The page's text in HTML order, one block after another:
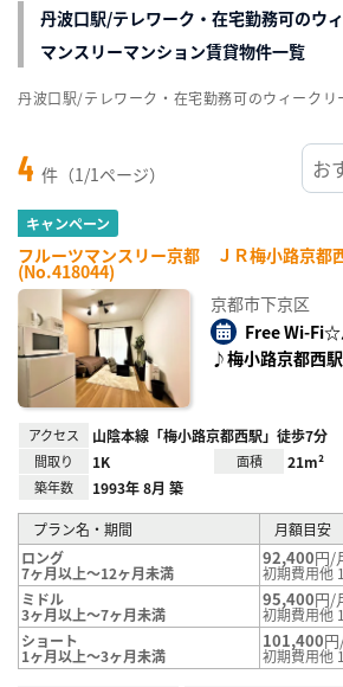
丹波口駅/テレワーク・在宅勤務可のウ
マンスリーマンション賃貸物件一覧
4 件（1/1ページ）
キャンペーン
フルーツマンスリー京都 ＪＲ梅小路京都
(No.418044)
京都市下京区
Free Wi-Fi☆
♪梅小路京都西
アクセス 山陰本線「梅小路京都西駅」徒歩7分
間取り 1K 面積 21m²
築年数 1993年 8月 築
プラン名・期間
月額目安
ロング
7ヶ月以上～12ヶ月未満
92,400円/
初期費用他
ミドル
3ヶ月以上～7ヶ月未満
95,400円/
初期費用他
ショート
1ヶ月以上～3ヶ月未満
101,400
初期費用他